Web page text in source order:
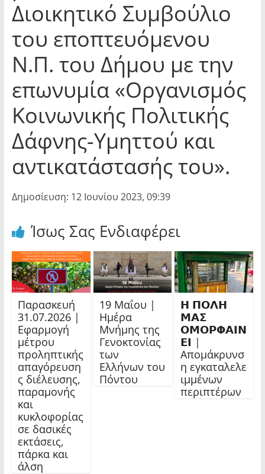
Διοικητικό Συμβούλιο
του εποπτευόμενου
Ν.Π. του Δήμου με την
επωνυμία «Οργανισμός
Κοινωνικής Πολιτικής
Δάφνης-Υμηττού και
αντικατάστασής του».
Δημοσίευση: 12 Ιουνίου 2023, 09:39
Ίσως Σας Ενδιαφέρει
Παρασκευή
31.07.2026 |
Εφαρμογή
μέτρου
προληπτικής
απαγόρευση
ς διέλευσης,
παραμονής
και
κυκλοφορίας
σε δασικές
εκτάσεις,
πάρκα και
άλση
19 Μαΐου |
Ημέρα
Μνήμης της
Γενοκτονίας
των
Ελλήνων του
Πόντου
𝝜 𝝥𝝤𝝠𝝜
𝝡𝝖𝝨
𝝤𝝡𝝤𝝦𝝫𝝖𝝞𝝢
𝝚𝝞 |
Απομάκρυνσ
η εγκαταλελε
ιμμένων
περιπτέρων